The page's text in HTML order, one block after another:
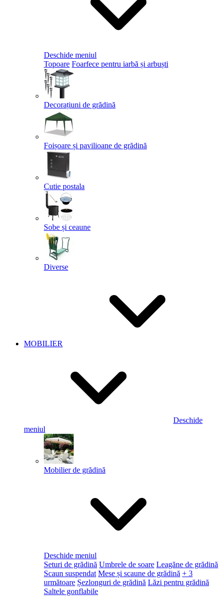
Deschide meniul
Topoare Foarfece pentru iarbă și arbuști
Decorațiuni de grădină
Foișoare și pavilioane de grădină
Cutie postala
Sobe și ceaune
Diverse
MOBILIER
Deschide
meniul
Mobilier de grădină
Deschide meniul
Seturi de grădină Umbrele de soare Leagăne de grădină
Scaun suspendat Mese și scaune de grădină + 3
următoare Șezlonguri de grădină Lăzi pentru grădină
Saltele gonflabile